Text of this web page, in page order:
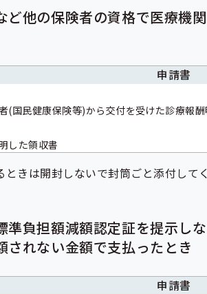
ど他の保険者の資格で医療機
申請書
(国民健康保険等)から交付を受けた診療報
した領収書
ときは開封しないで封筒ごと添付して
準負担額減額認定証を提示し
されない金額で支払ったとき
申請書